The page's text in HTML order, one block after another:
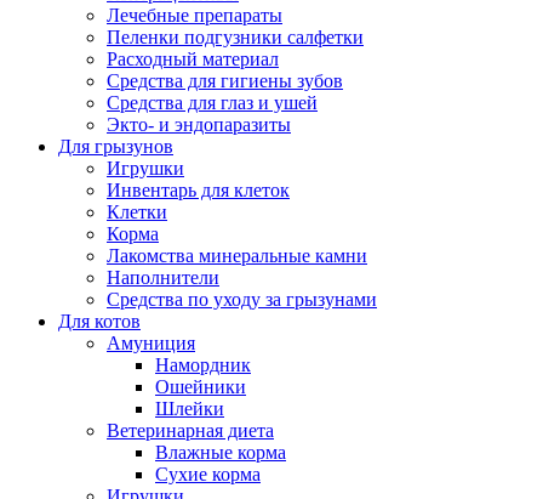
Лечебные препараты
Пеленки подгузники салфетки
Расходный материал
Средства для гигиены зубов
Средства для глаз и ушей
Экто- и эндопаразиты
Для грызунов
Игрушки
Инвентарь для клеток
Клетки
Корма
Лакомства минеральные камни
Наполнители
Средства по уходу за грызунами
Для котов
Амуниция
Намордник
Ошейники
Шлейки
Ветеринарная диета
Влажные корма
Сухие корма